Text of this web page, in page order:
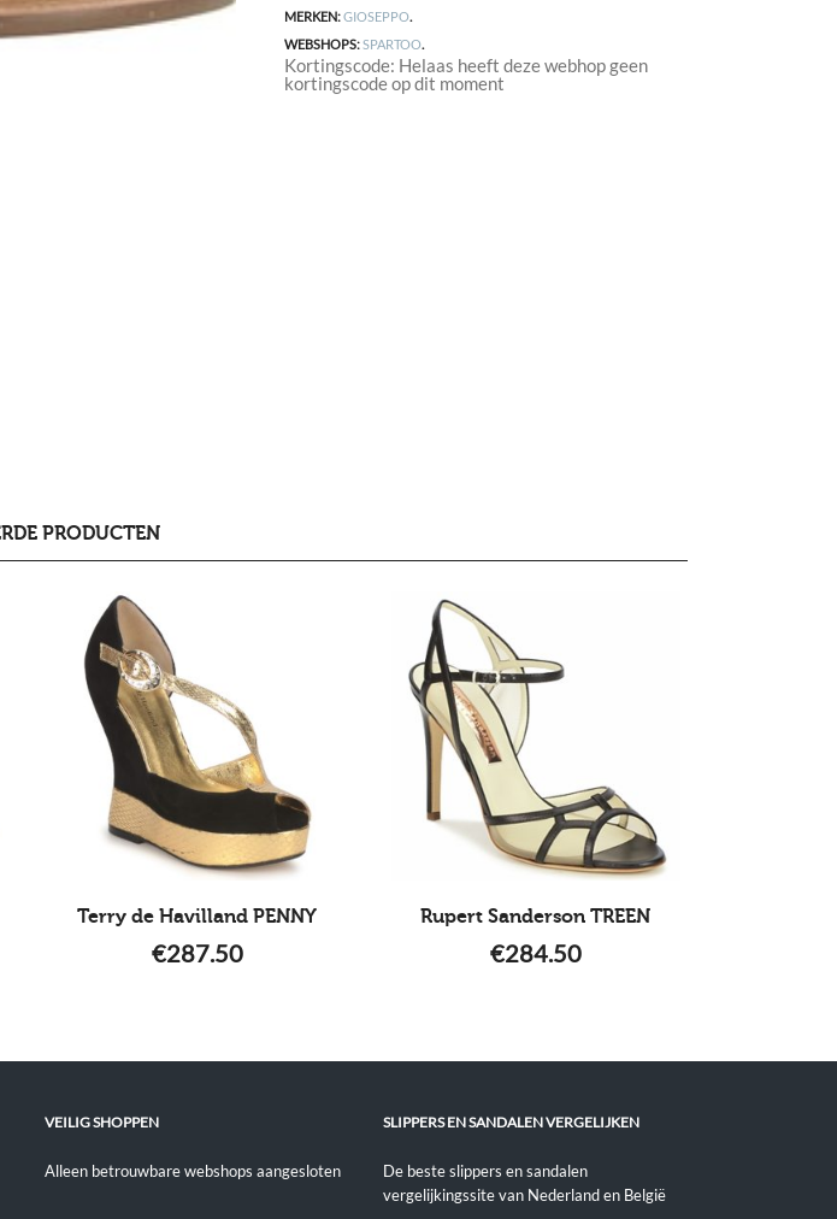
MERKEN:GIOSEPPO.
WEBSHOPS:SPARTOO.
Kortingscode: Helaas heeft deze webhop geen
kortingscode op dit moment
PRODUCTEN
Terry de Havilland PENNY
€287.50
Rupert Sanderson TREEN
€284.50
VEILIG SHOPPEN
Alleen betrouwbare webshops aangesloten
SLIPPERS EN SANDALEN VERGELIJKEN
De beste slippers en sandalen
vergelijkingssite van Nederland en België